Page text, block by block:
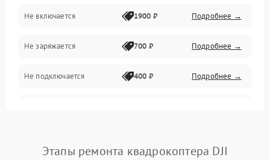
Механические повреждения
Не включается 1900 ₽ Подробнее →
Не заряжается 700 ₽ Подробнее →
Не подключается 400 ₽ Подробнее →
Этапы ремонта квадрокоптера DJI